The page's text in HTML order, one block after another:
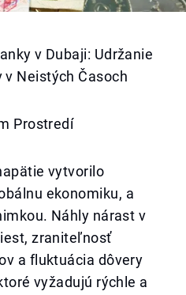
v Dubaji: Udržanie
Neistých Časoch
Prostredí
vytvorilo
ekonomiku, a
Náhly nárast v
zraniteľnosť
a fluktuácia dôvery
vyžadujú rýchle a